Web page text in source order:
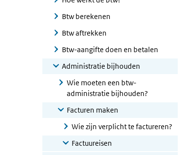
Btw berekenen
Btw aftrekken
Btw-aangifte doen en betalen
Administratie bijhouden
Wie moeten een btw-
administratie bijhouden?
Facturen maken
Wie zijn verplicht te factureren?
Factuureisen